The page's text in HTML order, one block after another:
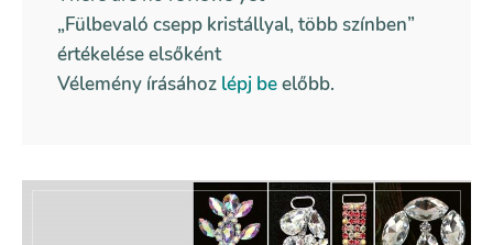
„Fülbevaló csepp kristállyal, több színben”
értékelése elsőként
Vélemény írásához lépj beelőbb.